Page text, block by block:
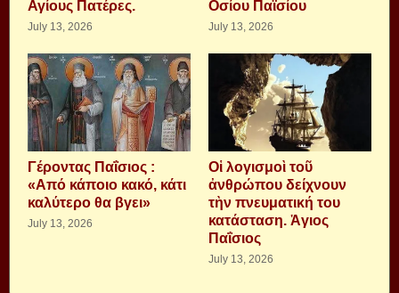
Αγίους Πατέρες.
July 13, 2026
Οσίου Παϊσίου
July 13, 2026
Γέροντας Παΐσιος :
«Από κάποιο κακό, κάτι
καλύτερο θα βγει»
July 13, 2026
Οἱ λογισμοὶ τοῦ
ἀνθρώπου δείχνουν
τὴν πνευματική του
κατάσταση. Ἁγιος
Παΐσιος
July 13, 2026